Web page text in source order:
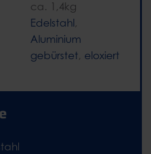
ca. 1,4kg
Edelstahl ,
Aluminium
gebürstet, eloxiert